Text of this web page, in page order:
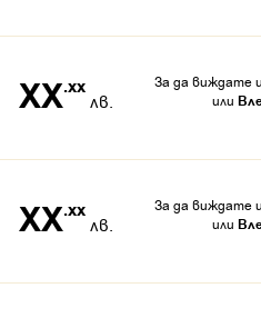
XX.xx
лв.
За да виждате
или
XX.xx
лв.
За да виждате
или